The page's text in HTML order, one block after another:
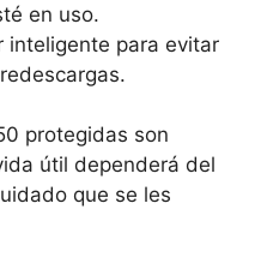
en uso.
inteligente para evitar
protegidas son
útil dependerá del
que se les